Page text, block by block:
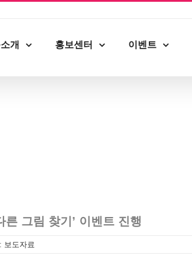
개 홍보센터 이벤트
른 그림 찾기’ 이벤트 진행
보도자료